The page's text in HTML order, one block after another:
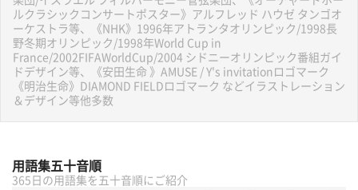
ルクラシックコンサートポスター》アルフレッド ハウゼ タンゴオ
ーケストラ等、《NHK》1996年アトランタオリンピック/1998長
野冬期オリンピック/1998年World Cup in
France/2002FIFAWorldCup/2004 シドニーオリンピック番組ガイ
ドデザイン等、《安田生命 》AMUSE / Y's invitationロゴマーク
《明治生命》DIAMOND FIELDロゴマーク などイラストレーション
＆デザイン等他多数
用語集五十音順
365日の用語集を五十音順にご紹介